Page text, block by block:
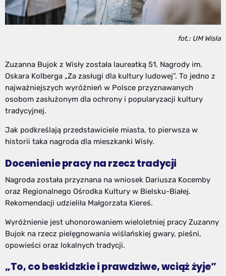
fot.: UM Wisła
Zuzanna Bujok z Wisły została laureatką 51. Nagrody im.
Oskara Kolberga „Za zasługi dla kultury ludowej”. To jedno z
najważniejszych wyróżnień w Polsce przyznawanych
osobom zasłużonym dla ochrony i popularyzacji kultury
tradycyjnej.
Jak podkreślają przedstawiciele miasta, to pierwsza w
historii taka nagroda dla mieszkanki Wisły.
Docenienie pracy na rzecz tradycji
Nagroda została przyznana na wniosek Dariusza Kocemby
oraz Regionalnego Ośrodka Kultury w Bielsku-Białej.
Rekomendacji udzieliła Małgorzata Kiereś.
Wyróżnienie jest uhonorowaniem wieloletniej pracy Zuzanny
Bujok na rzecz pielęgnowania wiślańskiej gwary, pieśni,
opowieści oraz lokalnych tradycji.
„To, co beskidzkie i prawdziwe, wciąż żyje”